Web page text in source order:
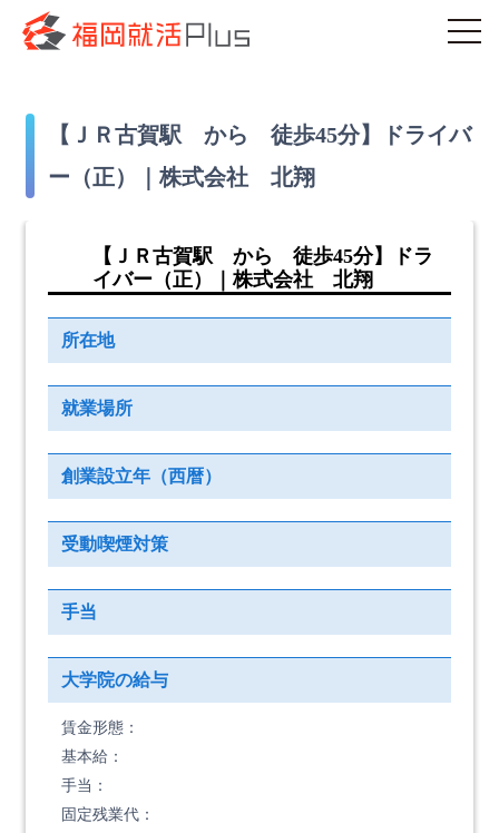
【ＪＲ古賀駅 から 徒歩45分】ドライバ
ー（正）｜株式会社 北翔
【ＪＲ古賀駅 から 徒歩45分】ドラ
イバー（正）｜株式会社 北翔
所在地
就業場所
創業設立年（西暦）
受動喫煙対策
手当
大学院の給与
賃金形態：
基本給：
手当：
固定残業代：